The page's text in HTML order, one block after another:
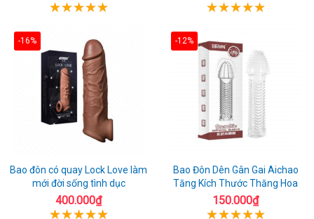
-16%
Bao đôn có quay Lock Love làm
mới đời sống tình dục
400.000₫
-12%
Bao Đôn Dên Gân Gai Aichao
Tăng Kích Thước Thăng Hoa
150.000₫